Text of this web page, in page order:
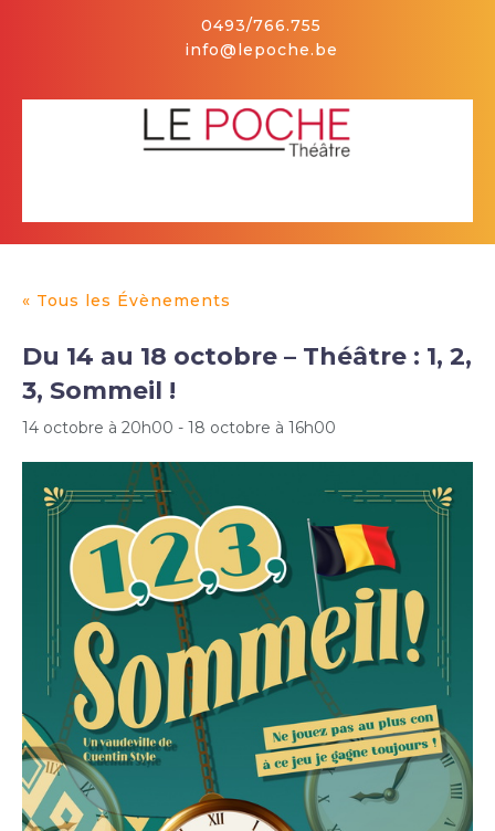
0493/766.755
info@lepoche.be
Button
« Tous les Évènements
Du 14 au 18 octobre – Théâtre : 1, 2,
3, Sommeil !
14 octobre à 20h00 - 18 octobre à 16h00